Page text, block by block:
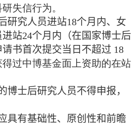
失信行为。
研究人员进站18个月内、 女
进站24个月内 （在国家博士后
书首次提交当日不超过 18
过中博基金面上资助的在站
博士后研究人员不得申报，
具有基础性、原创性和前瞻